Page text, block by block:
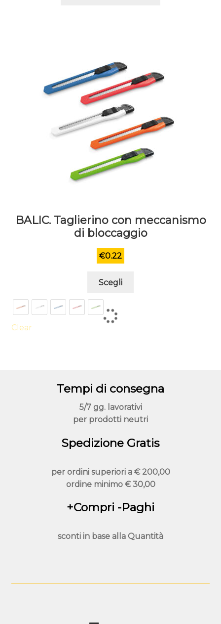
BALIC. Taglierino con meccanismo
di bloccaggio
€0.22
Scegli
scelte
pagina
del
prodotto
Clear
Tempi di consegna
5/7 gg. lavorativi
per prodotti neutri
Spedizione Gratis
per ordini superiori a € 200,00
ordine minimo€ 30,00
+Compri -Paghi
sconti in base alla Quantità